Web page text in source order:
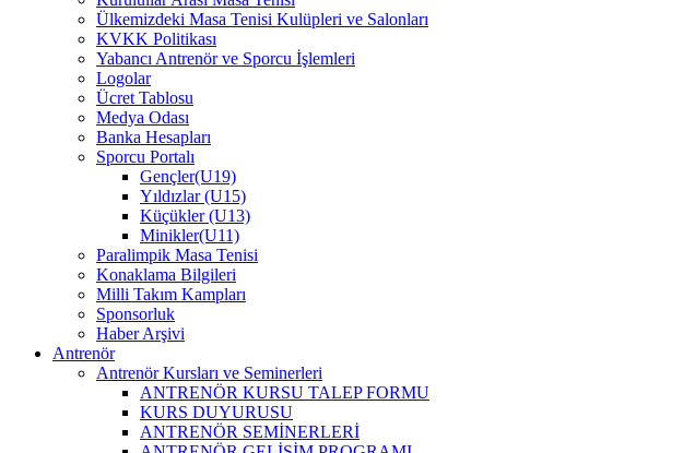
Ülkemizdeki Masa Tenisi Kulüpleri ve Salonları
KVKK Politikası
Yabancı Antrenör ve Sporcu İşlemleri
Logolar
Ücret Tablosu
Medya Odası
Banka Hesapları
Sporcu Portalı
Gençler(U19)
Yıldızlar (U15)
Küçükler (U13)
Minikler(U11)
Paralimpik Masa Tenisi
Konaklama Bilgileri
Milli Takım Kampları
Sponsorluk
Haber Arşivi
Antrenör
Antrenör Kursları ve Seminerleri
ANTRENÖR KURSU TALEP FORMU
KURS DUYURUSU
ANTRENÖR SEMİNERLERİ